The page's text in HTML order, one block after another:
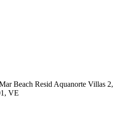
Beach Resid Aquanorte Villas 2,
VE